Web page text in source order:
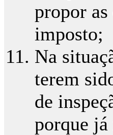
propor as
imposto;
Na
terem
de
porque